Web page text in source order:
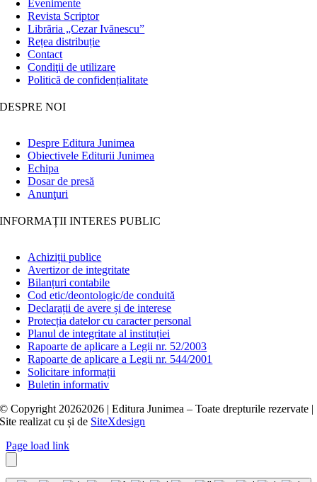
Evenimente
Revista Scriptor
Librăria „Cezar Ivănescu”
Rețea distribuție
Contact
Condiţii de utilizare
Politică de confidențialitate
DESPRE NOI
Despre Editura Junimea
Obiectivele Editurii Junimea
Echipa
Dosar de presă
Anunţuri
INFORMAȚII INTERES PUBLIC
Achiziții publice
Avertizor de integritate
Bilanțuri contabile
Cod etic/deontologic/de conduită
Declarații de avere și de interese
Protecția datelor cu caracter personal
Planul de integritate al instituției
Rapoarte de aplicare a Legii nr. 52/2003
Rapoarte de aplicare a Legii nr. 544/2001
Solicitare informații
Buletin informativ
© Copyright 20262026 | Editura Junimea – Toate drepturile rezervate |
Site realizat cușide SiteXdesign
Page load link